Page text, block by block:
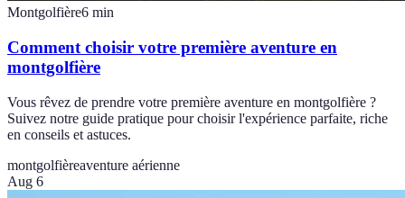
Montgolfière6 min
Comment choisir votre première aventure en
montgolfière
Vous rêvez de prendre votre première aventure en montgolfière ?
Suivez notre guide pratique pour choisir l'expérience parfaite, riche
en conseils et astuces.
montgolfièreaventure aérienne
Aug 6